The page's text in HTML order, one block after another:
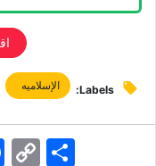
Labels: الإسلامیه
Copy
Link
اشتراک